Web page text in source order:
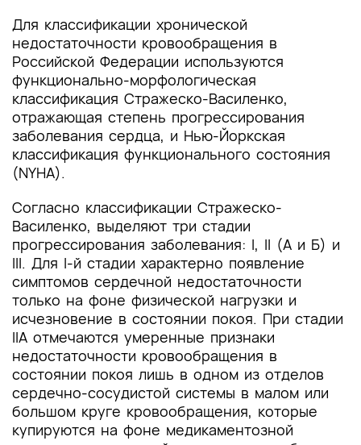
Для классификации хронической
недостаточности кровообращения в
Российской Федерации используются
функционально-морфологическая
классификация Стражеско-Василенко,
отражающая степень прогрессирования
заболевания сердца, и Нью-Йоркская
классификация функционального состояния
(NYHA).
Согласно классификации Стражеско-
Василенко, выделяют три стадии
прогрессирования заболевания: I, II (A и Б) и
III. Для I-й стадии характерно появление
симптомов сердечной недостаточности
только на фоне физической нагрузки и
исчезновение в состоянии покоя. При стадии
IIA отмечаются умеренные признаки
недостаточности кровообращения в
состоянии покоя лишь в одном из отделов
сердечно-сосудистой системы в малом или
большом круге кровообращения, которые
купируются на фоне медикаментозной